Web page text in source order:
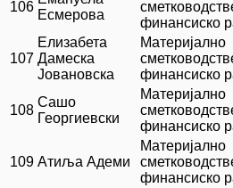
106
Есмерова
финансиско
107
Елизабета
Дамеска
Јовановска
Материјално
финансиско
108
Сашо
Георгиевски
Материјално
финансиско
109 Атиља Адеми
Материјално
финансиско